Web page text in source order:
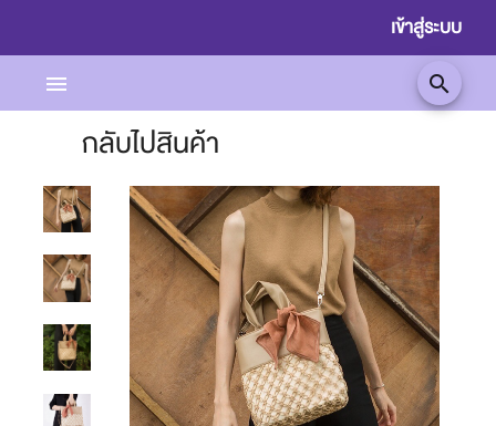
เข้าสู่ระบบ
menu search
กลับไปสินค้า